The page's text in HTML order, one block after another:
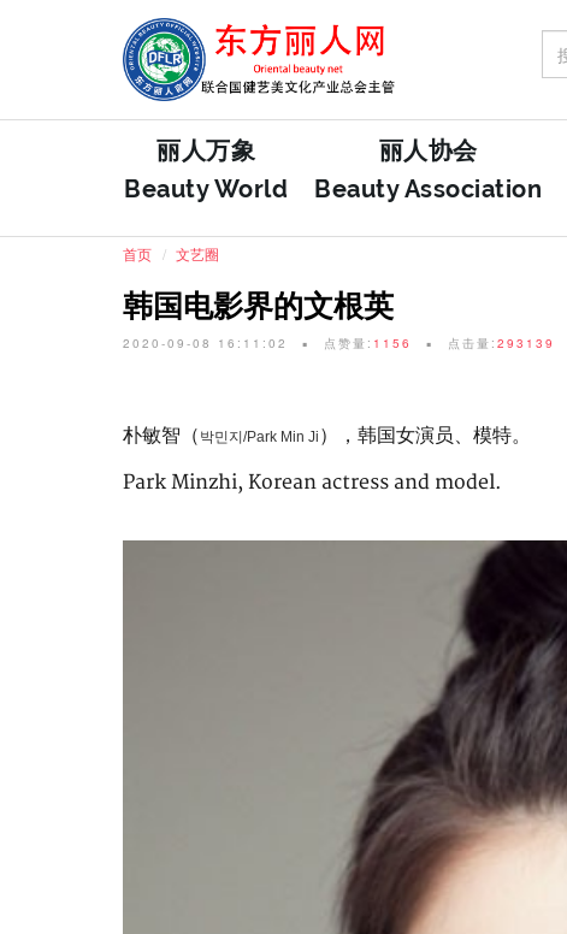
丽人万象
Beauty World
丽人协会
Beauty Association
首页 文艺圈
韩国电影界的文根英
2020-09-08 16:11:02 点赞量: 1156 点击量: 293139
朴敏智（ 박민지/Park Min Ji ），韩国女演员、模特。
Park Minzhi, Korean actress and model.